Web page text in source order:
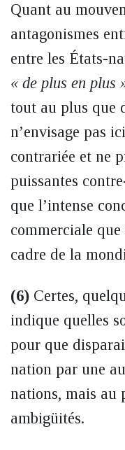
Quant au
antagonismes
entre les États-
« de plus en plus
tout au plus que
n’envisage pas
contrariée et ne
puissantes
que l’intense
commerciale
cadre de la
(6) Certes,
indique quelles
pour que
nation par une
nations, mais au
ambigüités.